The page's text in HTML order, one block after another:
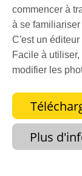
commencer à
à se
C'est un
Facile à
modifier les